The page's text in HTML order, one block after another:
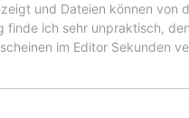
und Dateien können von
finde ich sehr unpraktisch,
im Editor Sekunden